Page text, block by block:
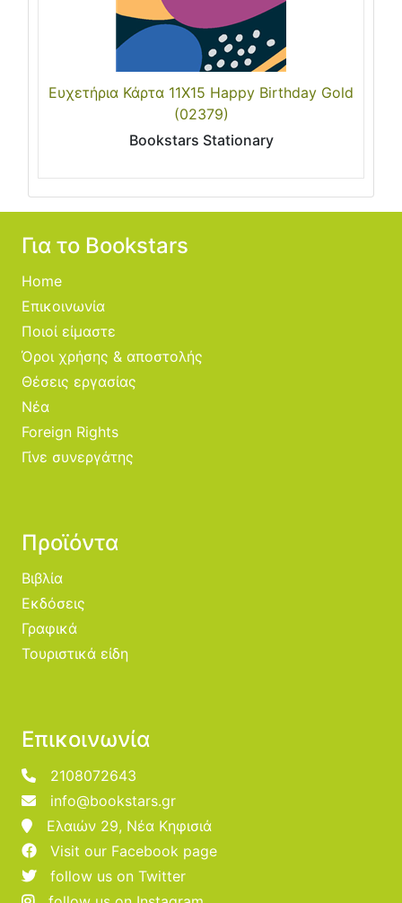
Ευχετήρια Κάρτα 11X15 Happy Birthday Gold
(02379)
Bookstars Stationary
Για το Bookstars
Home
Επικοινωνία
Ποιοί είμαστε
Όροι χρήσης & αποστολής
Θέσεις εργασίας
Νέα
Foreign Rights
Γίνε συνεργάτης
Προϊόντα
Βιβλία
Εκδόσεις
Γραφικά
Τουριστικά είδη
Επικοινωνία
2108072643
info@bookstars.gr
Ελαιών 29, Νέα Κηφισιά
Visit our Facebook page
follow us on Twitter